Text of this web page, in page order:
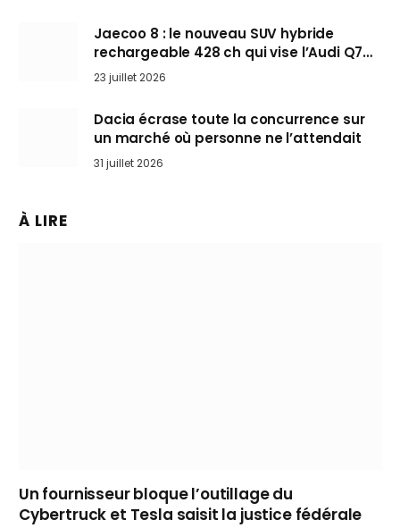
Jaecoo 8 : le nouveau SUV hybride
rechargeable 428 ch qui vise l’Audi Q7
arrive en Europe cet automne
23 juillet 2026
Dacia écrase toute la concurrence sur
un marché où personne ne l’attendait
31 juillet 2026
À LIRE
Un fournisseur bloque l’outillage du
Cybertruck et Tesla saisit la justice fédérale